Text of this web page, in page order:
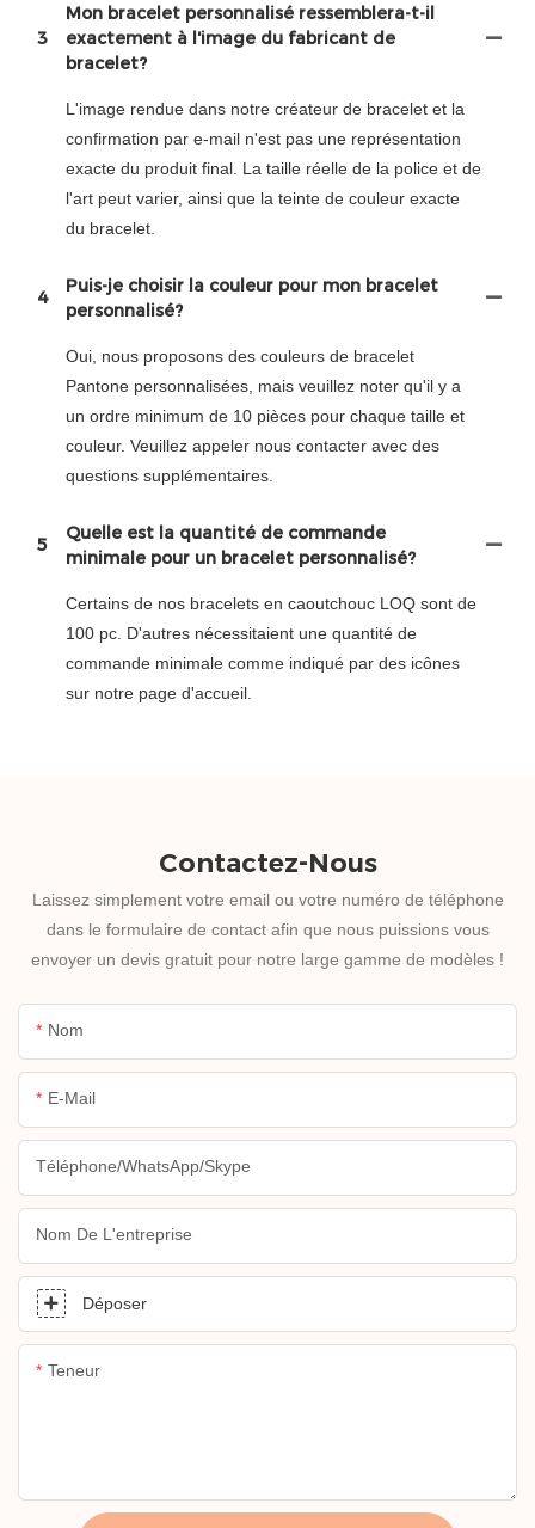
3
Mon bracelet personnalisé ressemblera-t-il
exactement à l'image du fabricant de
bracelet?
L'image rendue dans notre créateur de bracelet et la
confirmation par e-mail n'est pas une représentation
exacte du produit final. La taille réelle de la police et de
l'art peut varier, ainsi que la teinte de couleur exacte
du bracelet.
4
Puis-je choisir la couleur pour mon bracelet
personnalisé?
Oui, nous proposons des couleurs de bracelet
Pantone personnalisées, mais veuillez noter qu'il y a
un ordre minimum de 10 pièces pour chaque taille et
couleur. Veuillez appeler nous contacter avec des
questions supplémentaires.
5
Quelle est la quantité de commande
minimale pour un bracelet personnalisé?
Certains de nos bracelets en caoutchouc LOQ sont de
100 pc. D'autres nécessitaient une quantité de
commande minimale comme indiqué par des icônes
sur notre page d'accueil.
Contactez-Nous
Laissez simplement votre email ou votre numéro de téléphone
dans le formulaire de contact afin que nous puissions vous
envoyer un devis gratuit pour notre large gamme de modèles !
Nom
E-Mail
Téléphone/WhatsApp/Skype
Nom De L'entreprise
Déposer
Teneur